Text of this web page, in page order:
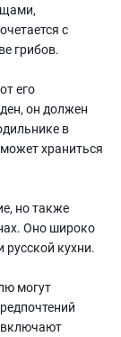
с
грибов.
его
он должен
в
храниться
но также
Оно широко
русской кухни.
могут
включают